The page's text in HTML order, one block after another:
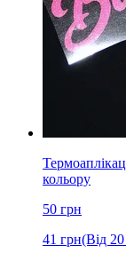
кольору
50 грн
41 грн(Від